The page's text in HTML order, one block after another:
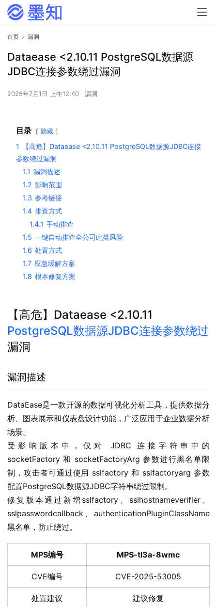
首页 漏洞
Dataease <2.10.11 PostgreSQL数据源
JDBC连接参数绕过漏洞
2025年7月1日 上午12:40 漏洞
目录 隐藏
1
【高危】Dataease <2.10.11 PostgreSQL数据源JDBC连接
参数绕过漏洞
1.1 漏洞描述
1.2 影响范围
1.3 参考链接
1.4 排查方式
1.4.1 手动排查
1.5 一键自动排查全公司此类风险
1.6 处置方式
1.7 应急缓解方案
1.8 根本修复方案
【高危】Dataease <2.10.11
PostgreSQL数据源JDBC连接参数绕过
漏洞
漏洞描述
DataEase是一款开源的数据可视化分析工具，提供数据分
析、图表展示和仪表盘设计功能，广泛应用于企业数据分析
场景。
受影响版本中，仅对 JDBC 连接字符串中的
socketFactory 和 socketFactoryArg 参数进行黑名单限
制，攻击者可通过使用 sslfactory 和 sslfactoryarg 参数
配置PostgreSQL数据源JDBC字符串绕过限制。
修复版本通过新增sslfactory、sslhostnameverifier、
sslpasswordcallback、authenticationPluginClassName
黑名单，防止绕过。
MPS编号 MPS-tl3a-8wmc
CVE编号 CVE-2025-53005
处置建议 建议修复